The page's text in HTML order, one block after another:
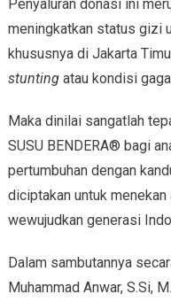
Penyaluran donasi ini
meningkatkan status gizi
khususnya di Jakarta
stuntingatau kondisi
Maka dinilai sangatlah
SUSU BENDERA® bagi
pertumbuhan dengan
diciptakan untuk menekan
wewujudkan generasi
Dalam sambutannya
Muhammad Anwar, S.Si,